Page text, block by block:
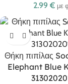
2.99 € με
Θήκη πιπίλας
Elephant Blue